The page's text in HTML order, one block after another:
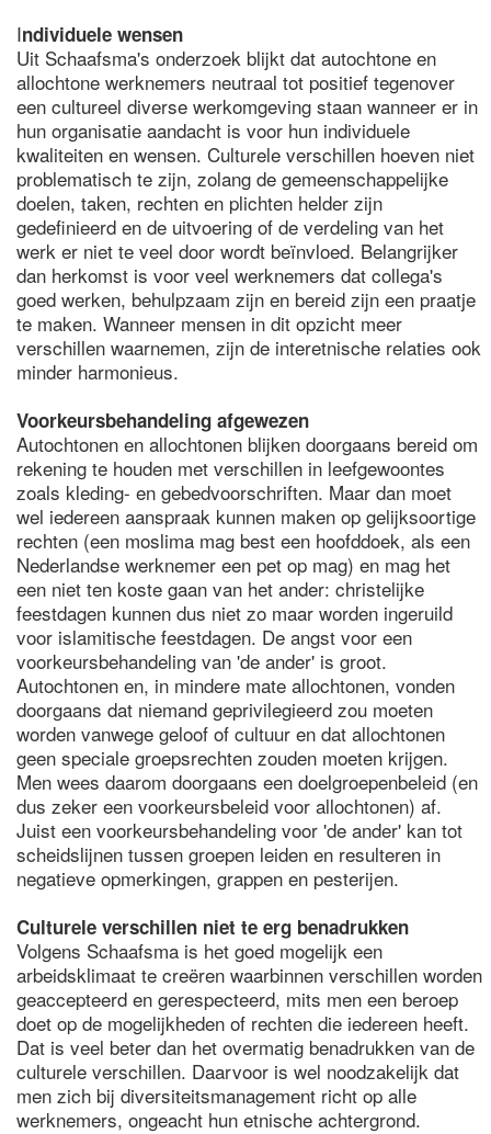
Individuele wensen
Uit Schaafsma's onderzoek blijkt dat autochtone en
allochtone werknemers neutraal tot positief tegenover
een cultureel diverse werkomgeving staan wanneer er in
hun organisatie aandacht is voor hun individuele
kwaliteiten en wensen. Culturele verschillen hoeven niet
problematisch te zijn, zolang de gemeenschappelijke
doelen, taken, rechten en plichten helder zijn
gedefinieerd en de uitvoering of de verdeling van het
werk er niet te veel door wordt beïnvloed. Belangrijker
dan herkomst is voor veel werknemers dat collega's
goed werken, behulpzaam zijn en bereid zijn een praatje
te maken. Wanneer mensen in dit opzicht meer
verschillen waarnemen, zijn de interetnische relaties ook
minder harmonieus.
Voorkeursbehandeling afgewezen
Autochtonen en allochtonen blijken doorgaans bereid om
rekening te houden met verschillen in leefgewoontes
zoals kleding- en gebedvoorschriften. Maar dan moet
wel iedereen aanspraak kunnen maken op gelijksoortige
rechten (een moslima mag best een hoofddoek, als een
Nederlandse werknemer een pet op mag) en mag het
een niet ten koste gaan van het ander: christelijke
feestdagen kunnen dus niet zo maar worden ingeruild
voor islamitische feestdagen. De angst voor een
voorkeursbehandeling van 'de ander' is groot.
Autochtonen en, in mindere mate allochtonen, vonden
doorgaans dat niemand geprivilegieerd zou moeten
worden vanwege geloof of cultuur en dat allochtonen
geen speciale groepsrechten zouden moeten krijgen.
Men wees daarom doorgaans een doelgroepenbeleid (en
dus zeker een voorkeursbeleid voor allochtonen) af.
Juist een voorkeursbehandeling voor 'de ander' kan tot
scheidslijnen tussen groepen leiden en resulteren in
negatieve opmerkingen, grappen en pesterijen.
Culturele verschillen niet te erg benadrukken
Volgens Schaafsma is het goed mogelijk een
arbeidsklimaat te creëren waarbinnen verschillen worden
geaccepteerd en gerespecteerd, mits men een beroep
doet op de mogelijkheden of rechten die iedereen heeft.
Dat is veel beter dan het overmatig benadrukken van de
culturele verschillen. Daarvoor is wel noodzakelijk dat
men zich bij diversiteitsmanagement richt op alle
werknemers, ongeacht hun etnische achtergrond.